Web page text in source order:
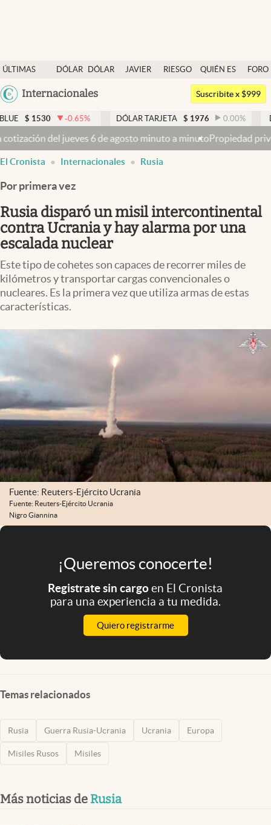
ÚLTIMAS
NOTICIAS
DÓLAR
DÓLAR
JAVIER
RIESGO
QUIÉN ES
QUIÉN
FORO
Argentina
México
Internacionales
Dólar
Members
Economía y Política
Finanzas y Mercados
Mercados Online
Negocios
Columnistas
Otras secciones
Infotechnology
Clase
El Cronista Studio
Mediakit
abre en nueva pestaña
Argentina
Suscribite x $999
% DÓLAR TARJETA $ 1976 0.00% DÓLAR MEP
a minuto Propiedad privada: con cruces y chicanas, el
El Cronista Internacionales Rusia
Por primera vez
Rusia disparó un misil intercontinental
contra Ucrania y hay alarma por una
escalada nuclear
Este tipo de cohetes son capaces de recorrer miles de
kilómetros y transportar cargas convencionales o
nucleares. Es la primera vez que utiliza armas de estas
características.
Fuente: Reuters-Ejército Ucrania
Fuente: Reuters-Ejército Ucrania
Nigro Giannina
¡Queremos conocerte!
Registrate sin cargoen El Cronista
para una experiencia a tu medida.
Quiero registrarme
Temas relacionados
Rusia Guerra Rusia-Ucrania Ucrania Europa
Misiles Rusos Misiles
Más noticias de Rusia